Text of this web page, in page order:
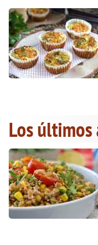
Los